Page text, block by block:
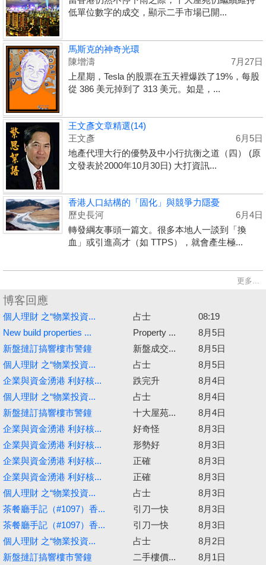
低單位數字的成交，顯示二手市場已開...
馬斯克的神奇光環
陳增濤
7月27日
上星期，Tesla 的股票在五天裡爆跌了19%，每股
從 386 美元掉到了 313 美元。如是，...
王文彥文章精選(14)
王文彥
6月5日
地產代理大行的優勢及中小行抗衡之道（四） (原
文發表於2000年10月30日) 大打資訊...
香港人口結構的「固化」與競爭力隱憂
歷史長河
6月4日
轉發綱友事頭一篇文。很多本地人一談到「換
血」或引進高才（如 TTPS），就會產生極...
更多...
博客回應
個人理財 之“物業投資... 占士
08:19
New build properties ...
Property ...
8月5日
新盤撻訂搞響樓市警鐘
新盤成交...
8月5日
個人理財 之“物業投資...
占士
8月5日
企業與資金湧港 利好核...
跌完升
8月4日
個人理財 之“物業投資...
占士
8月4日
新盤撻訂搞響樓市警鐘
十大屋苑...
8月4日
企業與資金湧港 利好核...
好奇怪
8月3日
企業與資金湧港 利好核...
形勢好
8月3日
企業與資金湧港 利好核...
正確
8月3日
企業與資金湧港 利好核...
正確
8月3日
個人理財 之“物業投資...
占士
8月3日
茶餐廳手記（#1097）香...
引刀一快
8月3日
茶餐廳手記（#1097）香...
引刀一快
8月3日
個人理財 之“物業投資...
占士
8月2日
新盤撻訂搞響樓市警鐘
二手樓價...
8月1日